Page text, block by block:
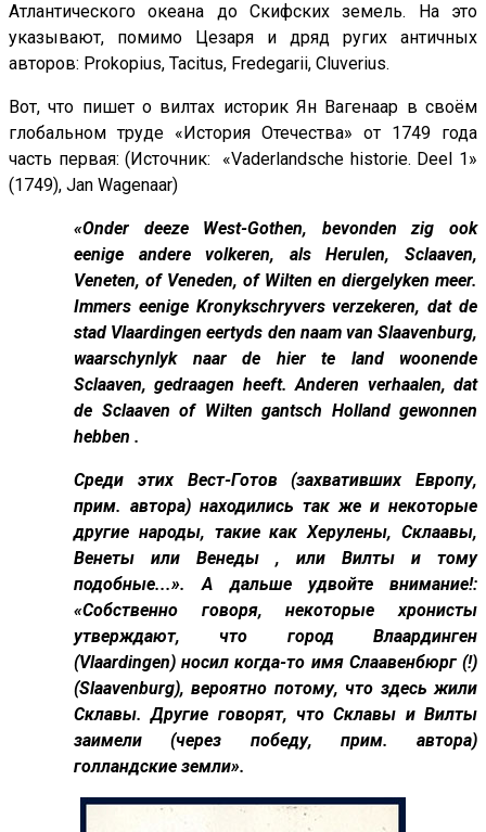
Атлантического океана до Скифских земель. На это
указывают, помимо Цезаря и дряд ругих античных
авторов: Prokopius, Tacitus, Fredegarii, Cluverius.
Вот, что пишет о вилтах историк Ян Вагенаар в своём
глобальном труде «История Отечества» от 1749 года
часть первая: (Источник: «Vaderlandsche historie. Deel 1»
(1749), Jan Wagenaar)
«Onder deeze West-Gothen, bevonden zig ook
eenige andere volkeren, als Herulen, Sclaaven,
Veneten, of Veneden, of Wilten en diergelyken meer.
Immers eenige Kronykschryvers verzekeren, dat de
stad Vlaardingen eertyds den naam van Slaavenburg,
waarschynlyk naar de hier te land woonende
Sclaaven, gedraagen heeft. Anderen verhaalen, dat
de Sclaaven of Wilten gantsch Holland gewonnen
hebben .
Среди этих Вест-Готов (захвативших Европу,
прим. автора) находились так же и некоторые
другие народы, такие как Херулены, Склаавы,
Венеты или Венеды , или Вилты и тому
подобные...». А дальше удвойте внимание!:
«Собственно говоря, некоторые хронисты
утверждают, что город Влаардинген
(Vlaardingen) носил когда-то имя Слаавенбюрг (!)
(Slaavenburg), вероятно потому, что здесь жили
Склавы. Другие говорят, что Склавы и Вилты
заимели (через победу, прим. автора)
голландские земли».